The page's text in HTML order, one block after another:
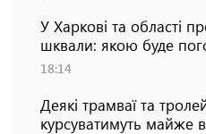
У Харкові та області
шквали: якою буде
18:14
Деякі трамваї та
курсуватимуть майже